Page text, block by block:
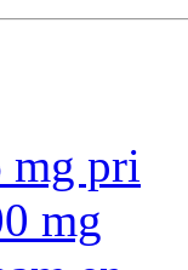
mg pri
mg